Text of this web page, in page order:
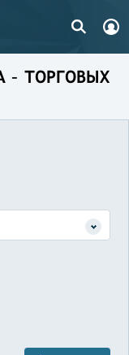
– ТОРГОВЫХ